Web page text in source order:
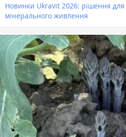
Новинки Ukravit 2026: рішення для
мінерального живлення